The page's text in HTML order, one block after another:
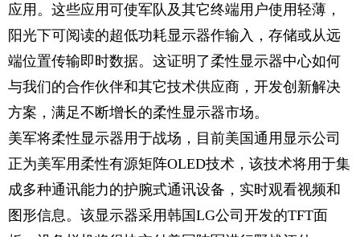
应用。这些应用可使军队及其它终端用户使用轻薄，
阳光下可阅读的超低功耗显示器作输入，存储或从远
端位置传输即时数据。这证明了柔性显示器中心如何
与我们的合作伙伴和其它技术供应商，开发创新解决
方案，满足不断增长的柔性显示器市场。
美军将柔性显示器用于战场，目前美国通用显示公司
正为美军用柔性有源矩阵OLED技术，该技术将用于集
成多种通讯能力的护腕式通讯设备，实时观看视频和
图形信息。该显示器采用韩国LG公司开发的TFT面